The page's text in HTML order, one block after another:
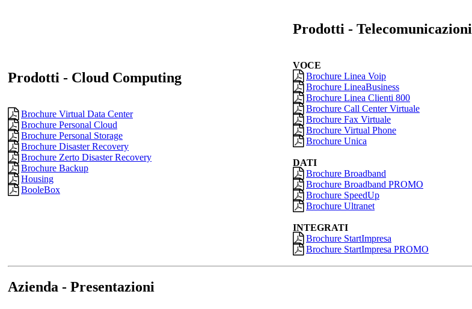
Prodotti - Cloud Computing
Brochure Virtual Data Center
Brochure Personal Cloud
Brochure Personal Storage
Brochure Disaster Recovery
Brochure Zerto Disaster Recovery
Brochure Backup
Housing
BooleBox
Prodotti - Telecomunicazioni
VOCE
Brochure Linea Voip
Brochure LineaBusiness
Brochure Linea Clienti 800
Brochure Call Center Virtuale
Brochure Fax Virtuale
Brochure Virtual Phone
Brochure Unica
DATI
Brochure Broadband
Brochure Broadband PROMO
Brochure SpeedUp
Brochure Ultranet
INTEGRATI
Brochure StartImpresa
Brochure StartImpresa PROMO
Azienda - Presentazioni